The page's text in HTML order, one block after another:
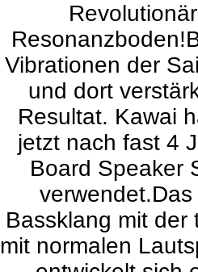
Vibrationen der
und dort
Resultat. Kawai
jetzt nach fast 4
Board Speaker
Bassklang mit der
mit normalen